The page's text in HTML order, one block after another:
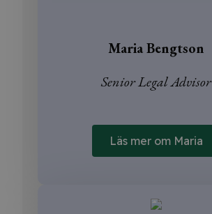
Maria Bengtson
Senior Legal Advisor
Läs mer om Maria